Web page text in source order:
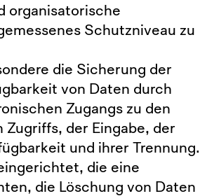
organisatorische
Schutzniveau zu
die Sicherung der
von Daten durch
Zugangs zu den
der Eingabe, der
und ihrer Trennung.
die eine
die Löschung von Daten